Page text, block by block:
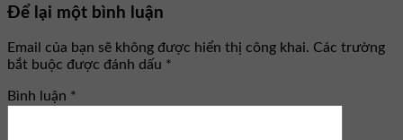
Để lại một bình luận
Email của bạn sẽ không được hiển thị công khai. Các trường
bắt buộc được đánh dấu *
Bình luận *